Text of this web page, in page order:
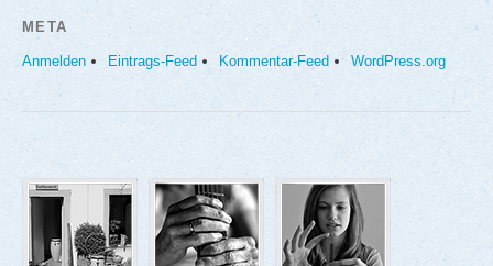
META
Anmelden Eintrags-Feed Kommentar-Feed WordPress.org